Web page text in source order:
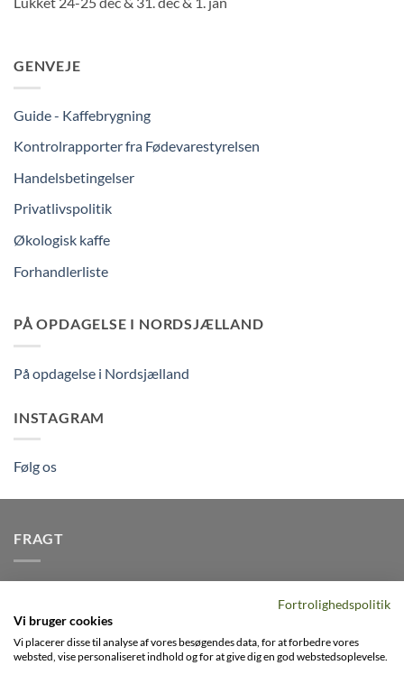
GENVEJE
Guide - Kaffebrygning
Kontrolrapporter fra Fødevarestyrelsen
Handelsbetingelser
Privatlivspolitik
Økologisk kaffe
Forhandlerliste
PÅ OPDAGELSE I NORDSJÆLLAND
På opdagelse i Nordsjælland
INSTAGRAM
Følg os
FRAGT
på alle pakker - Husk der er fri
levering på alle ordre over DKK395
Fortrolighedspolitik
Vi bruger cookies
Vi placerer disse til analyse af vores besøgendes data, for at forbedre vores
websted, vise personaliseret indhold og for at give dig en god webstedsoplevelse.